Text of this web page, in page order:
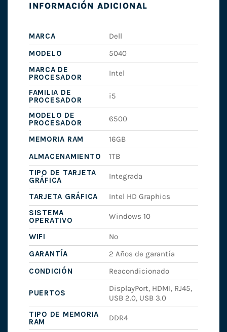
INFORMACIÓN ADICIONAL
MARCA
Dell
MODELO
5040
MARCA DE
PROCESADOR
Intel
FAMILIA DE
PROCESADOR
i5
MODELO DE
PROCESADOR
6500
MEMORIA RAM
16GB
ALMACENAMIENTO
1TB
TIPO DE TARJETA
GRÁFICA
Integrada
TARJETA GRÁFICA
Intel HD Graphics
SISTEMA
OPERATIVO
Windows 10
WIFI
No
GARANTÍA
2 Años de garantía
CONDICIÓN
Reacondicionado
PUERTOS
DisplayPort, HDMI, RJ45,
USB 2.0, USB 3.0
TIPO DE MEMORIA
RAM
DDR4